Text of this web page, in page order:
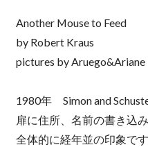
Another Mouse to Feed
by Robert Kraus
pictures by Aruego&Ariane
1980年 Simon and
扉に住所、名前の書き込
全体的に経年並の印象です